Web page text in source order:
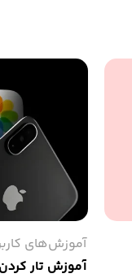
آموزش‌های
آموزش تار